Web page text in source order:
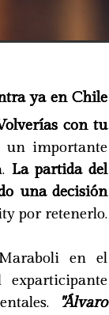
ya en Chile
con tu
un importante
La partida del
una decisión
por retenerlo.
en el
"Álvaro